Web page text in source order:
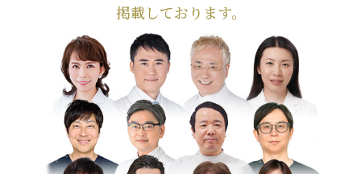
掲載しております。